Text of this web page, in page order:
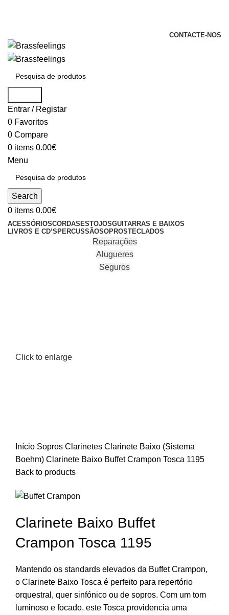
CONTACTE-NOS
Entrar / Registar
0 Favoritos
0 Compare
0 items 0.00€
Menu
Search
0 items 0.00€
ACESSÓRIOSCORDAS ESTOJOSGUITARRAS E BAIXOS
LIVROS E CD’S PERCUSSÃOSOPROSTECLADOS
Reparações
Alugueres
Seguros
Click to enlarge
Início Sopros Clarinetes Clarinete Baixo (Sistema
Boehm) Clarinete Baixo Buffet Crampon Tosca 1195
Back to products
Clarinete Baixo Buffet
Crampon Tosca 1195
Mantendo os standards elevados da Buffet Crampon,
o Clarinete Baixo Tosca é perfeito para repertório
orquestral, quer sinfónico ou de sopros. Com um tom
luminoso e focado, este Tosca providencia uma